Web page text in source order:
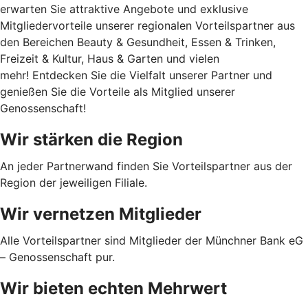
erwarten Sie attraktive Angebote und exklusive
Mitgliedervorteile unserer regionalen Vorteilspartner aus
den Bereichen Beauty & Gesundheit, Essen & Trinken,
Freizeit & Kultur, Haus & Garten und vielen
mehr! Entdecken Sie die Vielfalt unserer Partner und
genießen Sie die Vorteile als Mitglied unserer
Genossenschaft!
Wir stärken die Region
An jeder Partnerwand finden Sie Vorteilspartner aus der
Region der jeweiligen Filiale.
Wir vernetzen Mitglieder
Alle Vorteilspartner sind Mitglieder der Münchner Bank eG
– Genossenschaft pur.
Wir bieten echten Mehrwert